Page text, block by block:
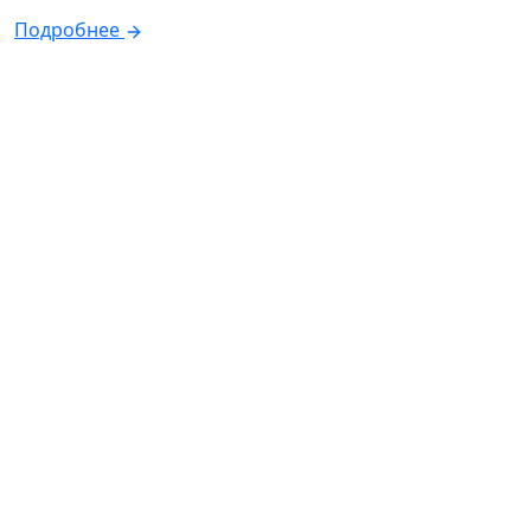
Подробнее